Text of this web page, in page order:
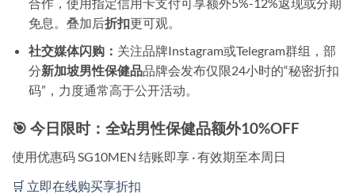
合作，使用指定信用卡支付可享额外5%-12%返现或分期
免息。叠加后折扣更可观。
社交媒体闪购： 关注品牌Instagram或Telegram群组，部
分新加坡男性保健品品牌会发布仅限24小时的“秘密折扣
码”，力度通常高于公开活动。
🎯 今日限时：全站男性保健品额外10%OFF
使用优惠码SG10MEN 结账即享 · 有效期至本周日
🛒 立即在线购买享折扣